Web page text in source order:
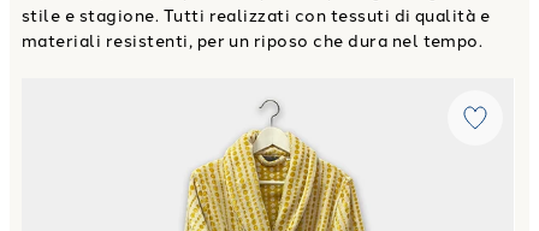
stile e stagione. Tutti realizzati con tessuti di qualità e
materiali resistenti, per un riposo che dura nel tempo.